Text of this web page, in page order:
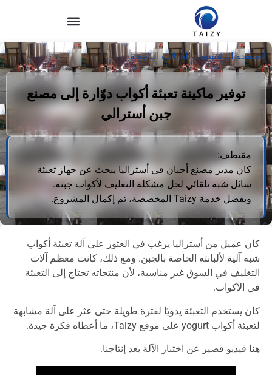
الصفحة الرئيسية»الحالات الناجحة
توفير ماكينة تعبئة أكواب دوّارة إلى مصنع
جبن أسترالي
مقتطف:
كان مدير مصنع أجبان في أستراليا يبحث عن جهاز تعبئة
سائل شبه تلقائي لحل مشكلة التغليف لأكواب جبنه.
وبفضل خدمة Taizy المخصصة، تم إكمال المشروع.
كان عميل من أستراليا يرغب في العثور على آلة تعبئة أكواب
شبه آلية لألبانته الخاصة بالجبن. ومع ذلك، كانت معظم آلات
التغليف في السوق غير مناسبة، لأن منتجاته تحتاج إلى التعبئة
في الأكواب.
كان يستخدم التعبئة يدويًا لفترة طويلة حتى عثر على آلة مشابهة
لتعبئة أكواب yogurt على موقع Taizy، ما أعطاه فكرة جيدة.
هنا فيديو قصير عن اختبار الآلة بعد إنتاجنا.